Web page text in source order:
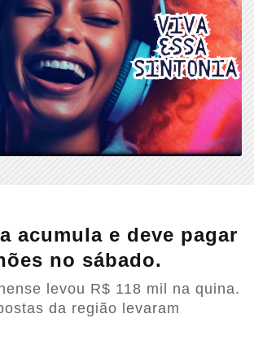
acumula e deve pagar
no sábado.
levou R$ 118 mil na quina.
da região levaram